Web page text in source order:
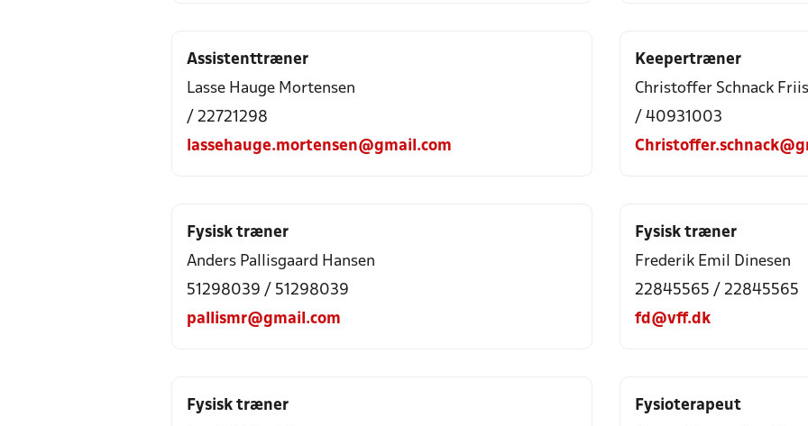
Assistenttræner
Lasse Hauge Mortensen
/ 22721298
lassehauge.mortensen@gmail.com
Keepertræner
Christoffer Schnack
/ 40931003
Fysisk træner
Anders Pallisgaard Hansen
51298039 / 51298039
pallismr@gmail.com
Fysisk træner
Frederik Emil Dinesen
22845565 / 22845565
fd@vff.dk
Fysisk træner
Fysioterapeut